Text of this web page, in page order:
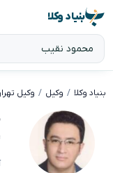
بنیاد وکلا
بنیاد وکلا وکیل وکیل